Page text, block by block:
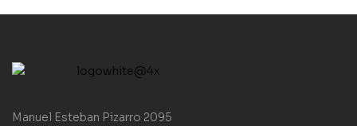
Manuel Esteban Pizarro 2095